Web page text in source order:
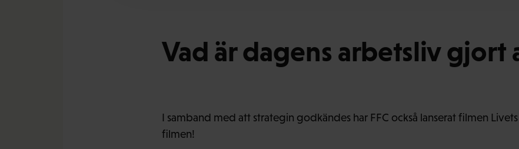
Vad är dagens arbetsliv gjort
I samband med att strategin godkändes har FFC också lanserat filmen
filmen!